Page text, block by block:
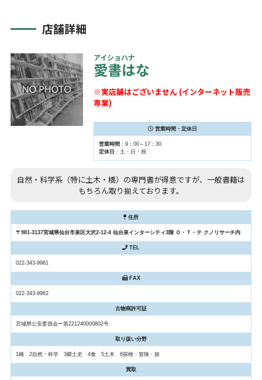
店舗詳細
アイショハナ
愛書はな
※実店舗はございません (インターネット販売
専業)
営業時間・定休日
営業時間 ：9：00～17：30
定休日 ：土・日・祝
自然・科学系（特に土木・橋）の専門書が得意ですが、一般書籍は
もちろん取り揃えております。
住所
〒981-3137宮城県仙台市泉区大沢2-12-4 仙台泉インターシティ3階 Ｏ・Ｔ・テ クノリサーチ内
TEL
022-343-9961
FAX
022-343-9962
古物商許可証
宮城県公安委員会ー第221240000802号
取り扱い分野
1橋 2自然・科学 3郷土史 4食 5土木 6探検・冒険・旅
買取